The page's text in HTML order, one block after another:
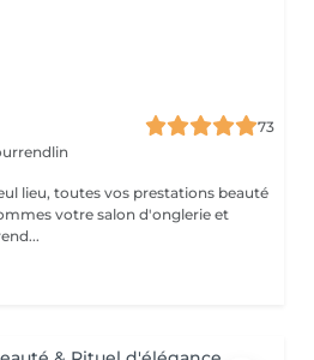
73
votre salon d'onglerie et